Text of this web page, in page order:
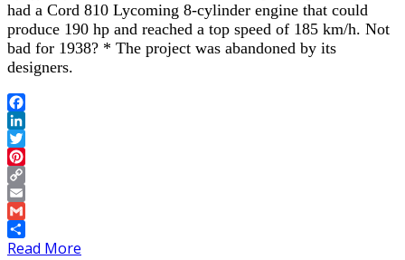
had a Cord 810 Lycoming 8-cylinder engine that could
produce 190 hp and reached a top speed of 185 km/h. Not
bad for 1938? * The project was abandoned by its
designers.
Facebook
LinkedIn
Twitter
Pinterest
Copy
Link
Email
Gmail
Share
Read More